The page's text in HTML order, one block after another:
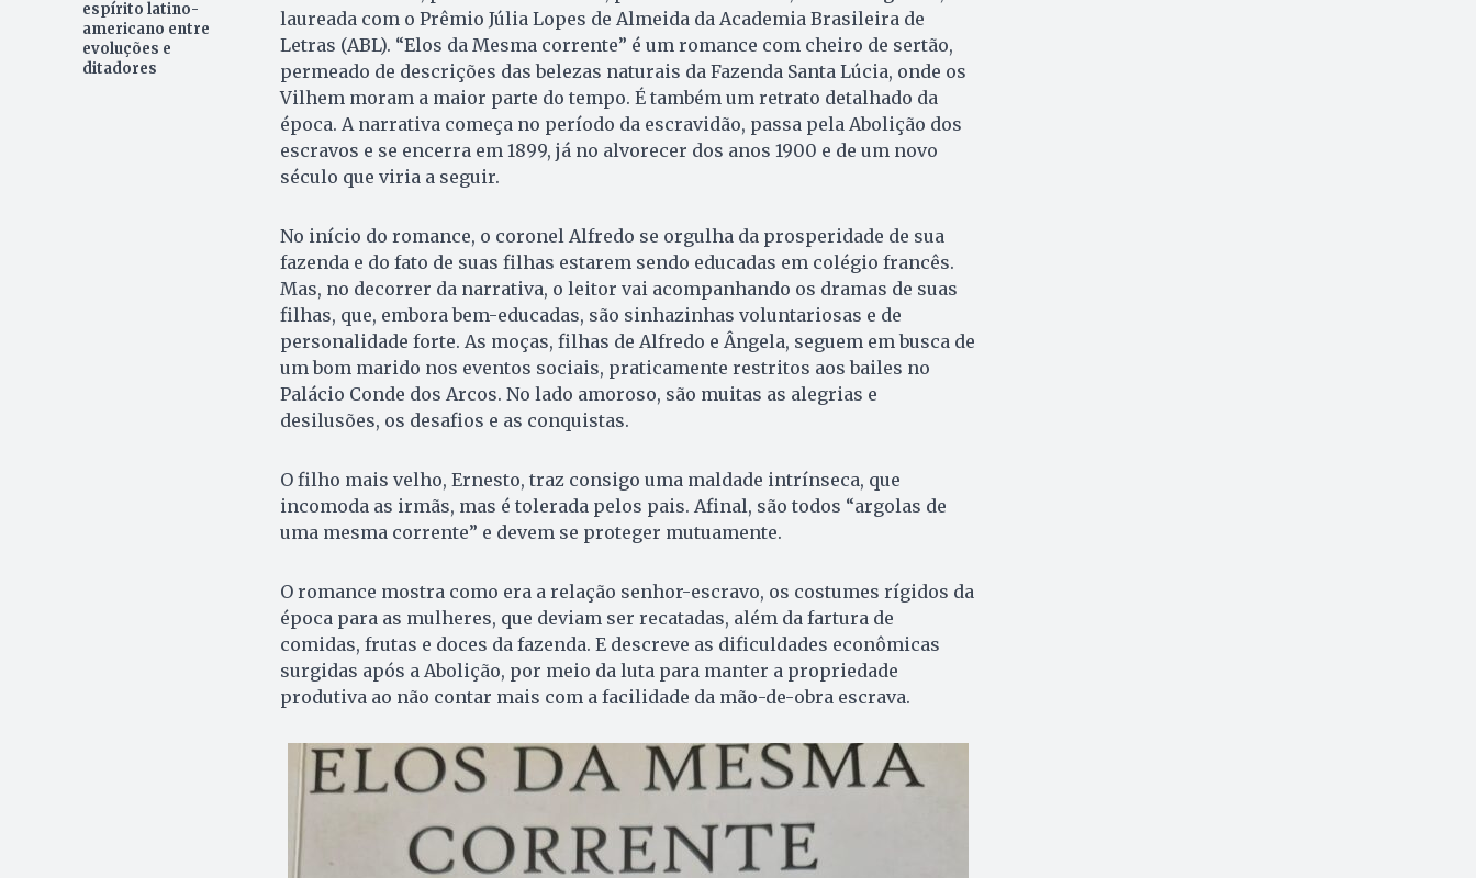
espírito latino-
americano entre
evoluções e
ditadores
laureada com o Prêmio Júlia Lopes de Almeida da Academia Brasileira de
Letras (ABL). “Elos da Mesma corrente” é um romance com cheiro de sertão,
permeado de descrições das belezas naturais da Fazenda Santa Lúcia, onde os
Vilhem moram a maior parte do tempo. É também um retrato detalhado da
época. A narrativa começa no período da escravidão, passa pela Abolição dos
escravos e se encerra em 1899, já no alvorecer dos anos 1900 e de um novo
século que viria a seguir.
No início do romance, o coronel Alfredo se orgulha da prosperidade de sua
fazenda e do fato de suas filhas estarem sendo educadas em colégio francês.
Mas, no decorrer da narrativa, o leitor vai acompanhando os dramas de suas
filhas, que, embora bem-educadas, são sinhazinhas voluntariosas e de
personalidade forte. As moças, filhas de Alfredo e Ângela, seguem em busca de
um bom marido nos eventos sociais, praticamente restritos aos bailes no
Palácio Conde dos Arcos. No lado amoroso, são muitas as alegrias e
desilusões, os desafios e as conquistas.
O filho mais velho, Ernesto, traz consigo uma maldade intrínseca, que
incomoda as irmãs, mas é tolerada pelos pais. Afinal, são todos “argolas de
uma mesma corrente” e devem se proteger mutuamente.
O romance mostra como era a relação senhor-escravo, os costumes rígidos da
época para as mulheres, que deviam ser recatadas, além da fartura de
comidas, frutas e doces da fazenda. E descreve as dificuldades econômicas
surgidas após a Abolição, por meio da luta para manter a propriedade
produtiva ao não contar mais com a facilidade da mão-de-obra escrava.